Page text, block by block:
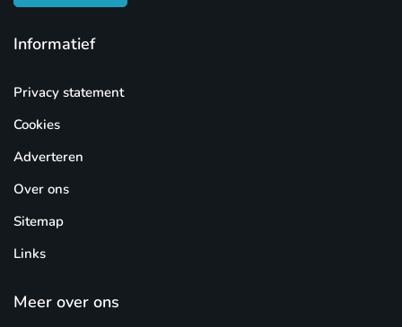
Informatief
Privacy statement
Cookies
Adverteren
Over ons
Sitemap
Links
Meer over ons